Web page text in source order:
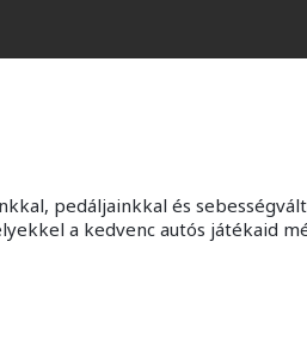
pedáljainkkal és
a kedvenc autós játékaid